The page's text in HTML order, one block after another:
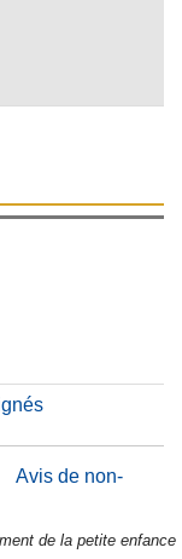
Avis de non-
de la petite enfance